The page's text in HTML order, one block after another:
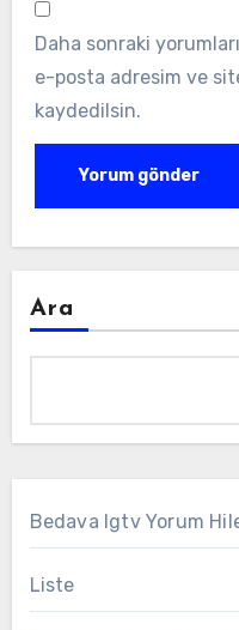
Daha sonraki
e-posta adresim ve
kaydedilsin.
Ara
Bedava Igtv Yorum
Liste